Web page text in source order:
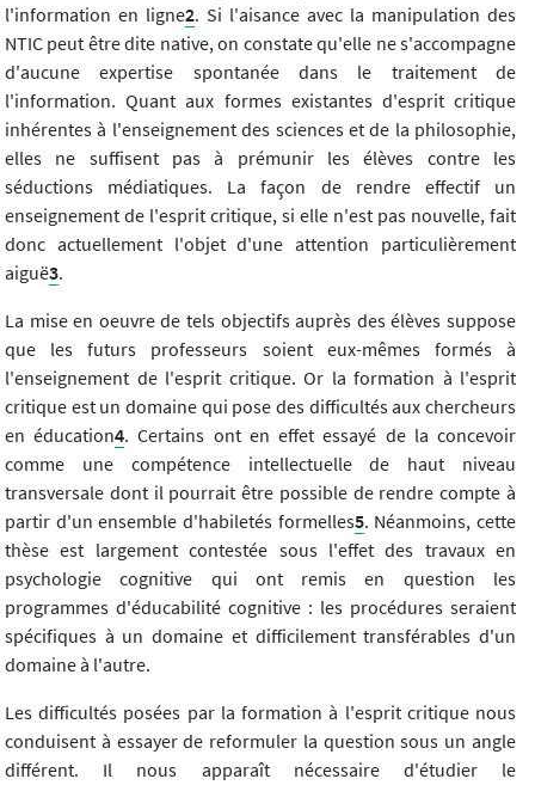
l'information en ligne2. Si l'aisance avec la manipulation des
NTIC peut être dite native, on constate qu'elle ne s'accompagne
d'aucune expertise spontanée dans le traitement de
l'information. Quant aux formes existantes d'esprit critique
inhérentes à l'enseignement des sciences et de la philosophie,
elles ne suffisent pas à prémunir les élèves contre les
séductions médiatiques. La façon de rendre effectif un
enseignement de l'esprit critique, si elle n'est pas nouvelle, fait
donc actuellement l'objet d'une attention particulièrement
aiguë3.
La mise en oeuvre de tels objectifs auprès des élèves suppose
que les futurs professeurs soient eux-mêmes formés à
l'enseignement de l'esprit critique. Or la formation à l'esprit
critique est un domaine qui pose des difficultés aux chercheurs
en éducation4. Certains ont en effet essayé de la concevoir
comme une compétence intellectuelle de haut niveau
transversale dont il pourrait être possible de rendre compte à
partir d'un ensemble d'habiletés formelles5. Néanmoins, cette
thèse est largement contestée sous l'effet des travaux en
psychologie cognitive qui ont remis en question les
programmes d'éducabilité cognitive : les procédures seraient
spécifiques à un domaine et difficilement transférables d'un
domaine à l'autre.
Les difficultés posées par la formation à l'esprit critique nous
conduisent à essayer de reformuler la question sous un angle
différent. Il nous apparaît nécessaire d'étudier le